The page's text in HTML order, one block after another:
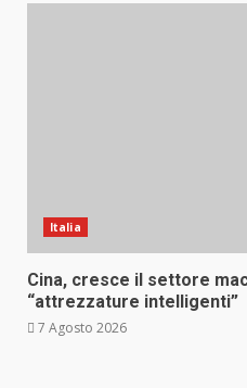
Italia
Cina, cresce il settore
“attrezzature intelligenti”
7 Agosto 2026